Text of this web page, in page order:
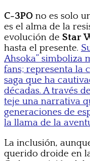
C-3PO no es solo
es el alma de la
evolución de Star
hasta el presente.
Ahsoka” simboliza
fans; representa la
saga que ha
décadas. A través
teje una narrativa
generaciones de
la llama de la
La inclusión,
querido droide en